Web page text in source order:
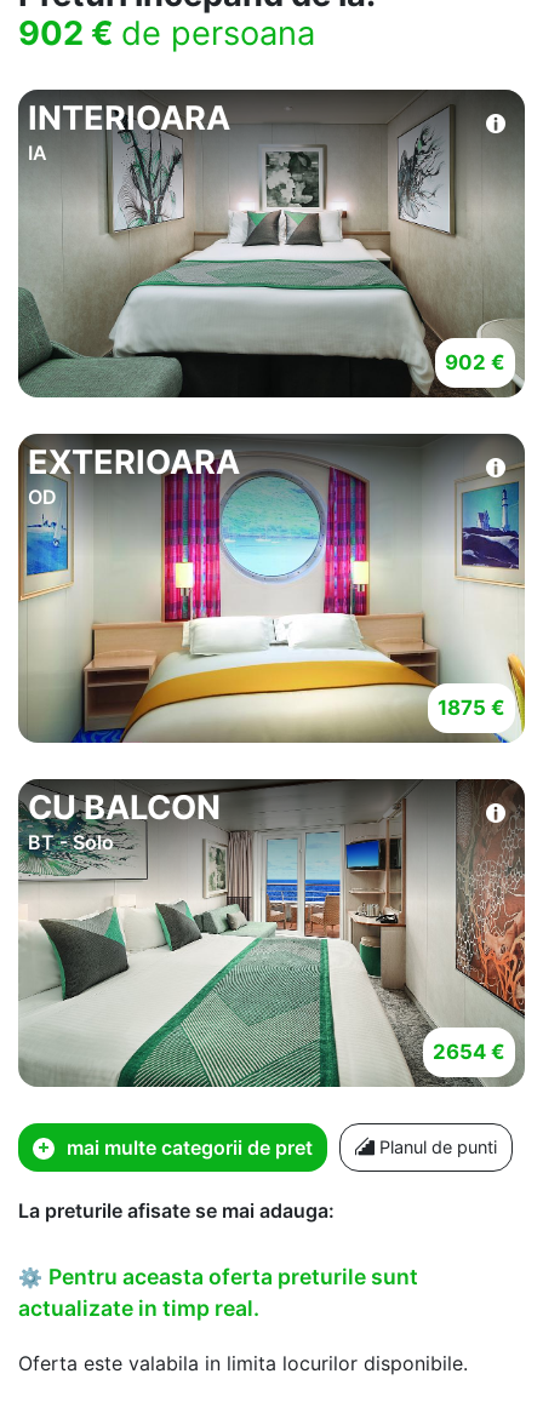
902 € de persoana
INTERIOARA
IA
902 €
EXTERIOARA
OD
1875 €
CU BALCON
BT - Solo
2654 €
mai multe categorii de pret Planul de punti
La preturile afisate se mai adauga:
⚙ Pentru aceasta oferta preturile sunt
actualizate in timp real.
Oferta este valabila in limita locurilor disponibile.